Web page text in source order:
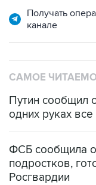
Получать
канале
САМОЕ
Путин сообщил
одних руках
ФСБ сообщила
подростков,
Росгвардии